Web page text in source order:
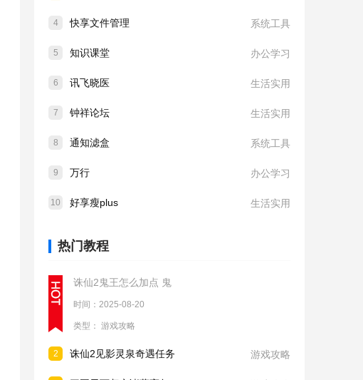
4 快享文件管理 系统工具
5 知识课堂 办公学习
6 讯飞晓医 生活实用
7 钟祥论坛 生活实用
8 通知滤盒 系统工具
9 万行 办公学习
10 好享瘦plus 生活实用
热门教程
诛仙2鬼王怎么加点 鬼
时间：2025-08-20
类型： 游戏攻略
2 诛仙2见影灵泉奇遇任务 游戏攻略